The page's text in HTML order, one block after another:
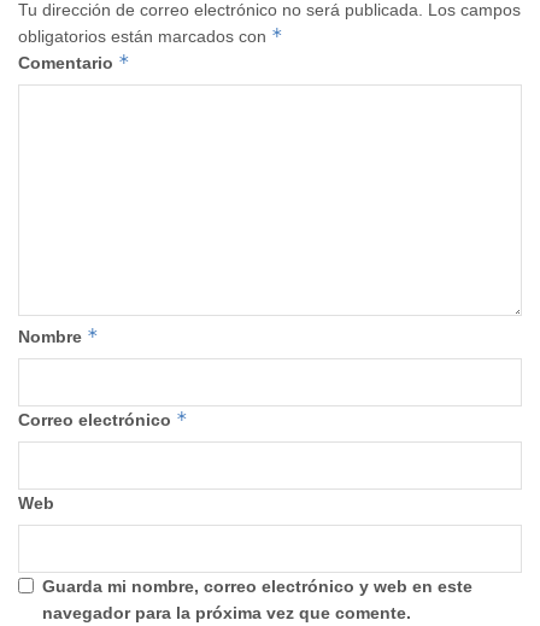
Tu dirección de correo electrónico no será publicada.
Los campos
obligatorios están marcados con *
Comentario *
Nombre *
Correo electrónico *
Web
Guarda mi nombre, correo electrónico y web en este
navegador para la próxima vez que comente.